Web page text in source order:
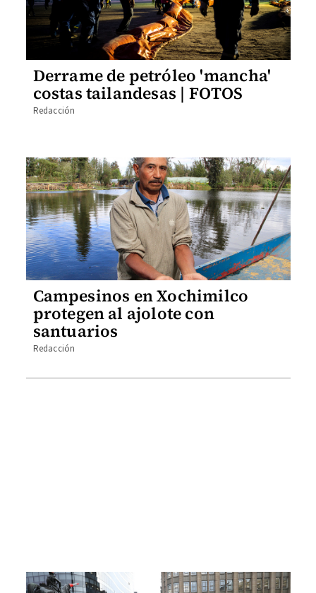
Derrame de petróleo 'mancha'
costas tailandesas | FOTOS
Redacción
Campesinos en Xochimilco
protegen al ajolote con
santuarios
Redacción